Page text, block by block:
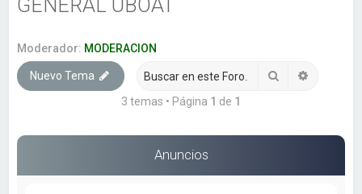
GENERAL UBOAT
Moderador: MODERACION
Nuevo Tema Buscar
3 temas • Página 1 de 1
Anuncios